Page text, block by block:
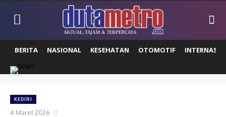
BERITA NASIONAL KESEHATAN OTOMOTIF
KEDIRI
4 Maret 2026